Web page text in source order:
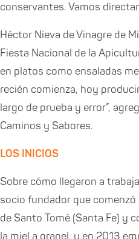
conservantes. Vamos
Héctor Nieva de Vinagre de
Fiesta Nacional de la
en platos como ensaladas
recién comienza, hoy
largo de prueba y error”,
Caminos y Sabores.
LOS INICIOS
Sobre cómo llegaron a
socio fundador que
de Santo Tomé (Santa Fe) y
la miel a granel, y en 2013